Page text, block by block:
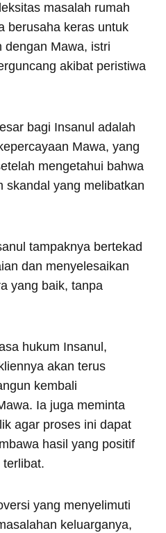
masalah rumah
berusaha keras untuk
dengan Mawa, istri
akibat peristiwa
bagi Insanul adalah
Mawa, yang
mengetahui bahwa
skandal yang melibatkan
tampaknya bertekad
dan menyelesaikan
yang baik, tanpa
hukum Insanul,
akan terus
kembali
Ia juga meminta
agar proses ini dapat
hasil yang positif
terlibat.
yang menyelimuti
keluarganya,